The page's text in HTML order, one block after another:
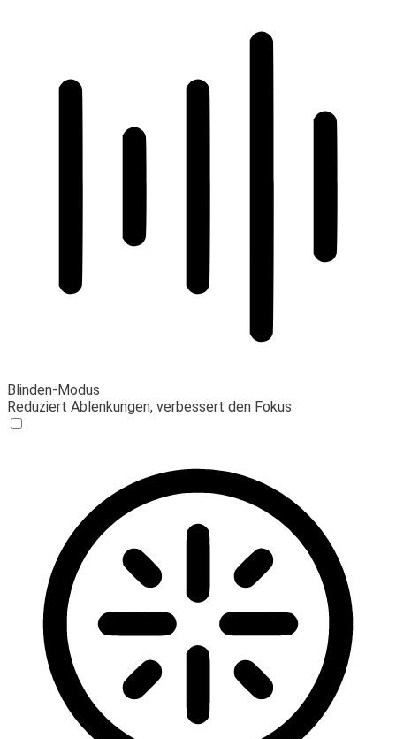
Blinden-Modus
Reduziert Ablenkungen, verbessert den Fokus